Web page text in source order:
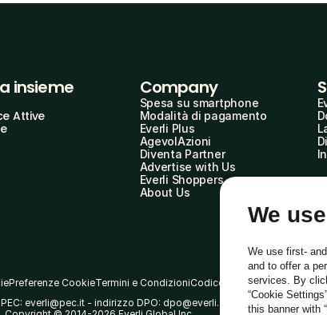
insieme
Attive
Company
Spesa su smartphone
Modalità di pagamento
Everli Plus
AgevolAzioni
Diventa Partner
Advertise with Us
Everli Shoppers
About Us
Preferenze CookieTermini e CondizioniCodice Etico
everli@pec.it - indirizzo DPO: dpo@everli.com
We
We use first-
and to offer a
services. By
“Cookie
this banner with